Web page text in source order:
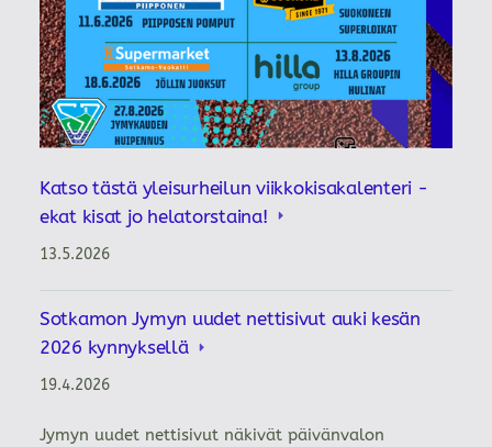
Katso tästä yleisurheilun viikkokisakalenteri -
ekat kisat jo helatorstaina!
13.5.2026
Sotkamon Jymyn uudet nettisivut auki kesän
2026 kynnyksellä
19.4.2026
Jymyn uudet nettisivut näkivät päivänvalon